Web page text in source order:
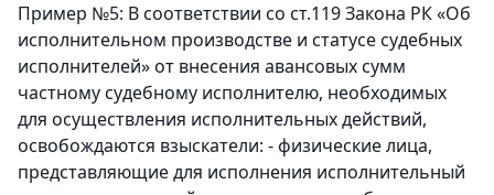
Пример №5: В соответствии со ст.119 Закона РК «Об
исполнительном производстве и статусе судебных
исполнителей» от внесения авансовых сумм
частному судебному исполнителю, необходимых
для осуществления исполнительных действий,
освобождаются взыскатели: - физические лица,
представляющие для исполнения исполнительный